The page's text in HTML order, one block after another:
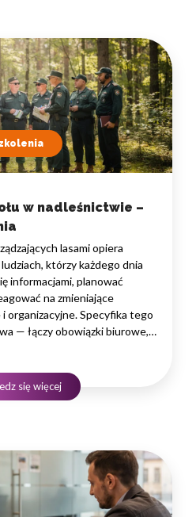
w nadleśnictwie –
lasami opiera
którzy każdego dnia
informacjami, planować
na zmieniające
organizacyjne. Specyfika tego
— łączy obowiązki biurowe,
takim środowisku
lecz dobrze…
się więcej